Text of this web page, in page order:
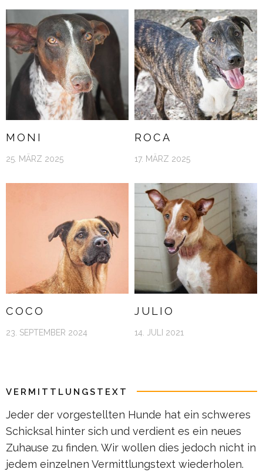
MONI
25. MÄRZ 2025
ROCA
17. MÄRZ 2025
COCO
23. SEPTEMBER 2024
JULIO
14. JULI 2021
VERMITTLUNGSTEXT
Jeder der vorgestellten Hunde hat ein schweres
Schicksal hinter sich und verdient es ein neues
Zuhause zu finden. Wir wollen dies jedoch nicht in
jedem einzelnen Vermittlungstext wiederholen.